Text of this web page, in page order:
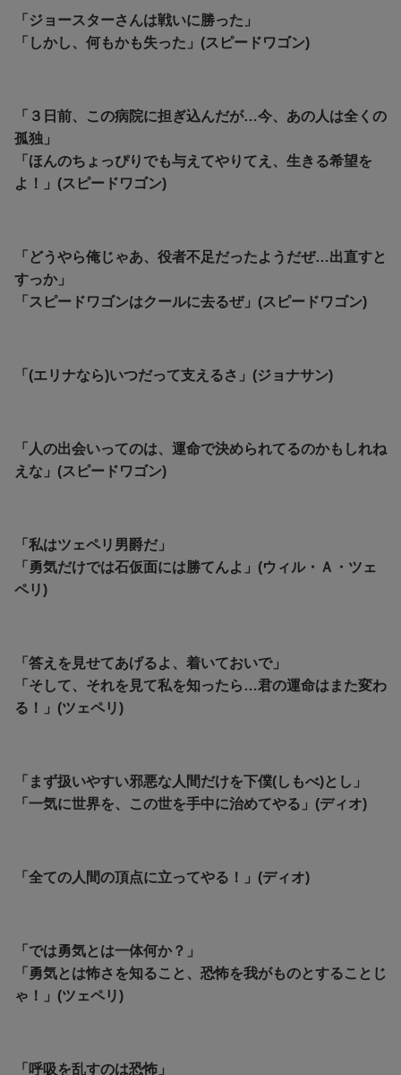
「ジョースターさんは戦いに勝った」
「しかし、何もかも失った」(スピードワゴン)
「３ 日前、この病院に担ぎ込んだが…今、あの人は全くの
孤独」
「ほんのちょっぴりでも与えてやりてえ、生きる希望を
よ！」(スピードワゴン)
「どうやら俺じゃあ、役者不足だったようだぜ…出直すと
すっか」
「スピードワゴンはクールに去るぜ」(スピードワゴン)
「(エリナなら)いつだって支えるさ」(ジョナサン)
「人の出会いってのは、運命で決められてるのかもしれね
えな」(スピードワゴン)
「私はツェペリ男爵だ」
「勇気だけでは石仮面には勝てんよ」(ウィル・Ａ・ツェ
ペリ)
「答えを見せてあげるよ、着いておいで」
「そして、それを見て私を知ったら…君の運命はまた変わ
る！」(ツェペリ)
「まず扱いやすい邪悪な人間だけを下僕(しもべ)とし」
「一気に世界を、この世を手中に治めてやる」(ディオ)
「全ての人間の頂点に立ってやる！」(ディオ)
「では勇気とは一体何か？」
「勇気とは怖さを知ること、恐怖を我がものとすることじ
ゃ！」(ツェペリ)
「呼吸を乱すのは恐怖」